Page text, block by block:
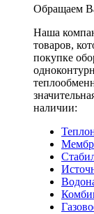
Обращаем
Наша
товаров,
покупке
наличии: